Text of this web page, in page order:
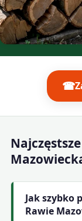
☎
Jak szybko
Rawie